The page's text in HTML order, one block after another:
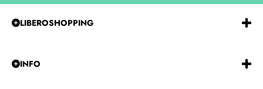
LIBEROSHOPPING
REA:BA-585915
INFO